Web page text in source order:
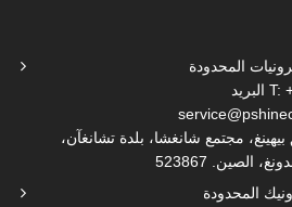
المحدودة
T: البريد
8، طريق بيهينغ، مجتمع شانغشا، بلدة تشانغآن،
الصين. 523867
المحدودة